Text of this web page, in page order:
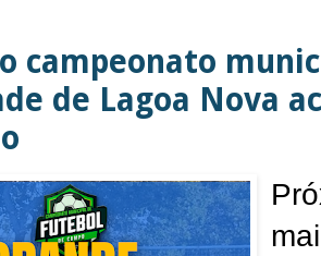
campeonato
de Lagoa Nova